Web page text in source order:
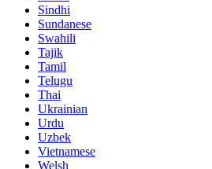
Sindhi
Sundanese
Swahili
Tajik
Tamil
Telugu
Thai
Ukrainian
Urdu
Uzbek
Vietnamese
Welsh